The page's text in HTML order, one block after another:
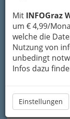
Mit INFOGraz
um € 4,99/
welche die
Nutzung von
unbedingt
Infos dazu
Einstellungen
Meine